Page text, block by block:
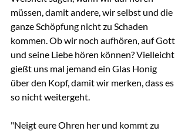
müssen, damit andere, wir selbst und die
ganze Schöpfung nicht zu Schaden
kommen. Ob wir noch aufhören, auf Gott
und seine Liebe hören können? Vielleicht
gießt uns mal jemand ein Glas Honig
über den Kopf, damit wir merken, dass es
so nicht weitergeht.
"Neigt eure Ohren her und kommt zu